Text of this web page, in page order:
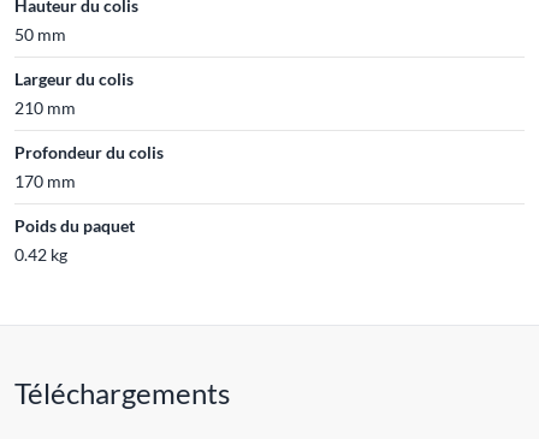
Hauteur du colis
50 mm
Largeur du colis
210 mm
Profondeur du colis
170 mm
Poids du paquet
0.42 kg
Téléchargements